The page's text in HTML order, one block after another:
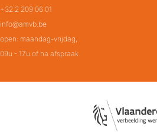
+32 2 209 06 01
info@amvb.be
open: maandag-vrijdag,
09u - 17u of na afspraak